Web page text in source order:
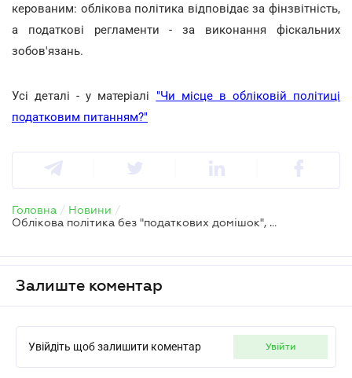
керованим: облікова політика відповідає за фінзвітність,
а податкові регламенти - за виконання фіскальних
зобов'язань.
Усі деталі - у матеріалі "Чи місце в обліковій політиці
податковим питанням?"
Головна / Новини /
Облікова політика без "податкових домішок", або Чому варто розмежовувати внутрішні документи
Залиште коментар
Увійдіть щоб залишити коментар увійти